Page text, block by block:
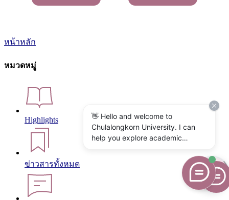
หน้าหลัก
หมวดหมู่
Highlights
ข่าวสารทั้งหมด
👋 Hello and welcome to
Chulalongkorn University. I can
help you explore academic